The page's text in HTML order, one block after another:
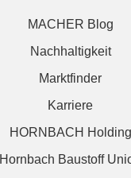
MACHER Blog
Nachhaltigkeit
Marktfinder
Karriere
HORNBACH Holding
Hornbach Baustoff